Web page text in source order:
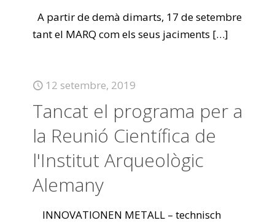
A partir de demà dimarts, 17 de setembre
tant el MARQ com els seus jaciments […]
12 setembre, 2019
Tancat el programa per a
la Reunió Científica de
l'Institut Arqueològic
Alemany
INNOVATIONEN METALL – technisch